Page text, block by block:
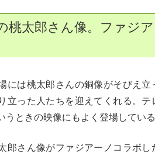
桃太郎さん像。ファジ
には桃太郎さんの銅像がそびえ
立った人たちを迎えてくれる。
うときの映像にもよく登場している
郎さん像がファジアーノコラボし